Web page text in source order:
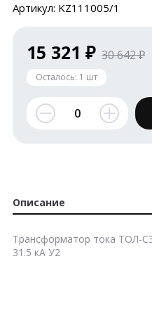
Артикул: KZ111005/1
15 321 ₽ 30 642 ₽
Осталось: 1 шт
Описание
Трансформатор тока ТОЛ-
31.5 кА У2